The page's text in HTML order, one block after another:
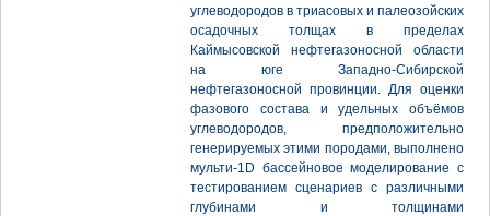
углеводородов в триасовых и палеозойских
осадочных толщах в пределах
Каймысовской нефтегазоносной области
на юге Западно-Сибирской
нефтегазоносной провинции. Для оценки
фазового состава и удельных объёмов
углеводородов, предположительно
генерируемых этими породами, выполнено
мульти-1D бассейновое моделирование с
тестированием сценариев с различными
глубинами и толщинами